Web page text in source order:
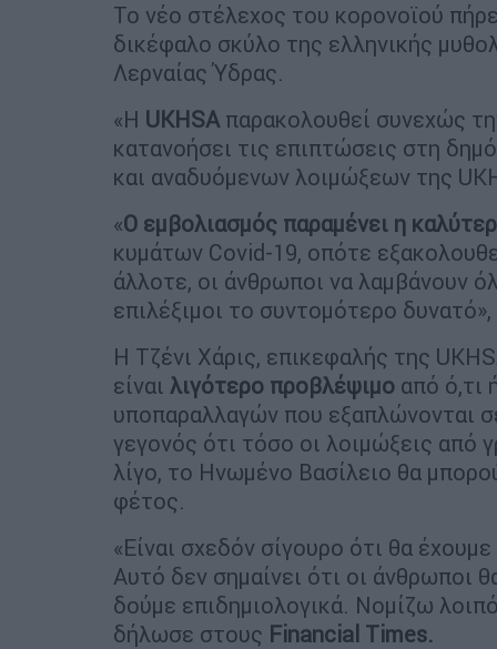
Το νέο στέλεχος του κορονοϊού
δικέφαλο σκύλο της ελληνικής
Λερναίας Ύδρας.
«Η UKHSAπαρακολουθεί συνεχώς
κατανοήσει τις επιπτώσεις στη
και αναδυόμενων λοιμώξεων της
«Ο εμβολιασμός παραμένει η
κυμάτων Covid-19, οπότε
άλλοτε, οι άνθρωποι να λαμβάνουν
επιλέξιμοι το συντομότερο
Η Τζένι Χάρις, επικεφαλής της
είναι λιγότερο προβλέψιμο από ό,τι
υποπαραλλαγών που εξαπλώνονται
γεγονός ότι τόσο οι λοιμώξεις από
λίγο, το Ηνωμένο Βασίλειο θα
φέτος.
«Είναι σχεδόν σίγουρο ότι θα
Αυτό δεν σημαίνει ότι οι άνθρωποι
δούμε επιδημιολογικά. Νομίζω
δήλωσε στους Financial Times.